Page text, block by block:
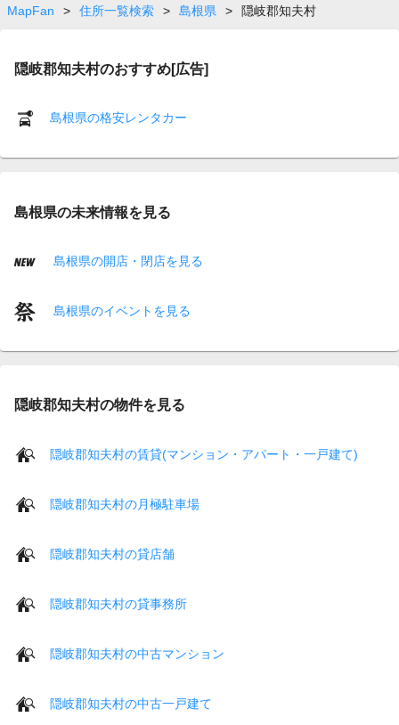
MapFan > 住所一覧検索 > 島根県 > 隠岐郡知夫村
隠岐郡知夫村のおすすめ[広告]
島根県の格安レンタカー
島根県の未来情報を見る
島根県の開店・閉店を見る
島根県のイベントを見る
隠岐郡知夫村の物件を見る
隠岐郡知夫村の賃貸(マンション・アパート・一戸建て)
隠岐郡知夫村の月極駐車場
隠岐郡知夫村の貸店舗
隠岐郡知夫村の貸事務所
隠岐郡知夫村の中古マンション
隠岐郡知夫村の中古一戸建て